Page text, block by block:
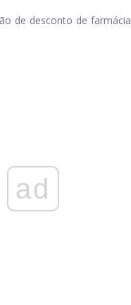
de desconto de farmácia
ad